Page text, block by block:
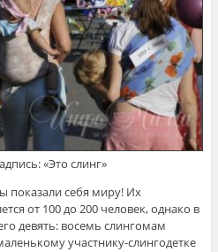
«Это слинг»
показали себя миру! Их
от 100 до 200 человек, однако в
девять: восемь слингомам
участнику-слингодетке